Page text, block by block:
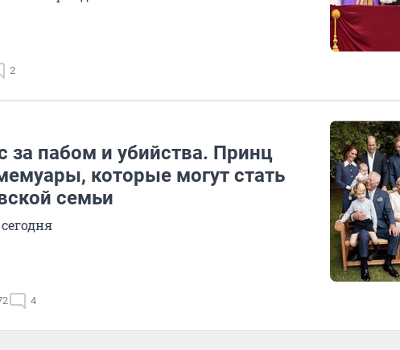
2
за пабом и убийства. Принц
которые могут стать
семьи
4